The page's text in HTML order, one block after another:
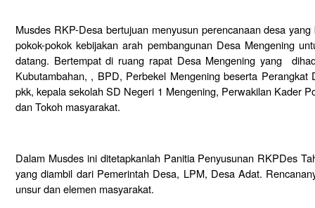
Musdes RKP-Desa bertujuan menyusun perencanaan desa
pokok-pokok kebijakan arah pembangunan Desa Mengening
datang. Bertempat di ruang rapat Desa Mengening yang
Kubutambahan, , BPD, Perbekel Mengening beserta
pkk, kepala sekolah SD Negeri 1 Mengening, Perwakilan Kader
dan Tokoh masyarakat.
Dalam Musdes ini ditetapkanlah Panitia Penyusunan RKPDes
yang diambil dari Pemerintah Desa, LPM, Desa Adat.
unsur dan elemen masyarakat.